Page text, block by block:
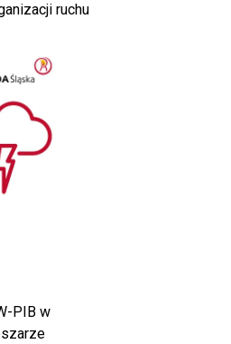
ruchu
PIB w